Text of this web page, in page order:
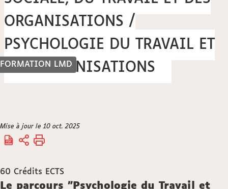
FORMATION LMD
ORGANISATIONS /
PSYCHOLOGIE DU TRAVAIL ET
DES ORGANISATIONS
Vous
êtes
Accueil
Mise à jour le 10 oct. 2025
60 Crédits ECTS
Le parcours "Psychologie du Travail et